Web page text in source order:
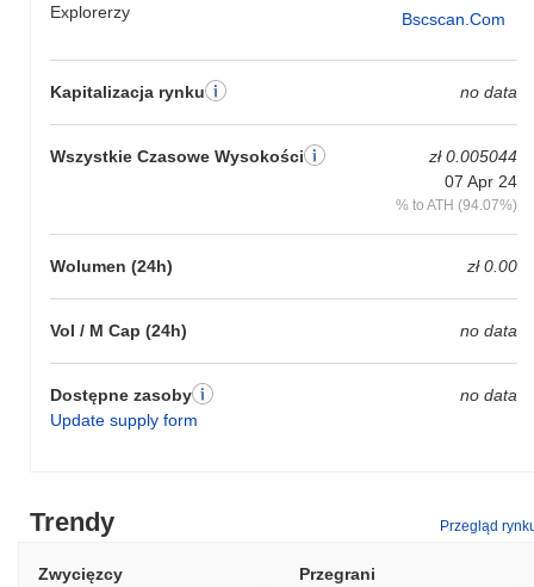
Explorerzy Bscscan.com
Kapitalizacja rynku no data
Wszystkie Czasowe Wysokości
zł 0.005044
07 Apr 24
% to ATH (94.07%)
Wolumen (24h) zł 0.00
Vol / M Cap (24h) no data
Dostępne zasoby
Update supply form
no data
Trendy Przegląd
Zwycięzcy Przegrani